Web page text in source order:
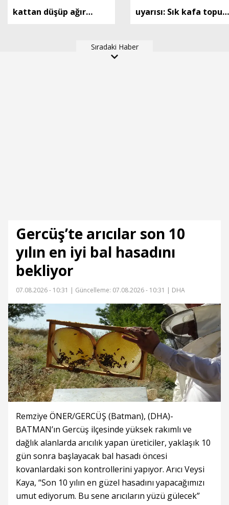
kattan düşüp ağır
uyarısı: Sık kafa
Sıradaki Haber
Gercüş’te arıcılar son 10
yılın en iyi bal hasadını
bekliyor
07.08.2026 - 10:31 | Güncelleme: 07.08.2026 - 10:31 | DHA
Remziye ÖNER/GERCÜŞ (Batman), (DHA)-
BATMAN’ın Gercüş ilçesinde yüksek rakımlı ve
dağlık alanlarda arıcılık yapan üreticiler, yaklaşık 10
gün sonra başlayacak bal hasadı öncesi
kovanlardaki son kontrollerini yapıyor. Arıcı Veysi
Kaya, “Son 10 yılın en güzel hasadını yapacağımızı
umut ediyorum. Bu sene arıcıların yüzü gülecek”